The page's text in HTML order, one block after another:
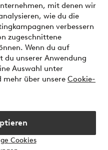
mit denen wir
wie du die
verbessern
zugeschnittene
Wenn du auf
du unserer Anwendung
Auswahl unter
mehr über unsere Cookie-
Cookies
oder aufteilen
über unsere
erfahren?